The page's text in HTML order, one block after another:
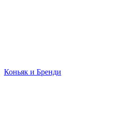
Коньяк и Бренди